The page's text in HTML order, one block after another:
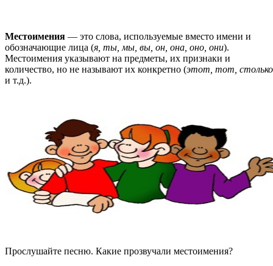
Местоимения — это слова, используемые вместо имени и
обозначающие лица (я, ты, мы, вы, он, она, оно, они).
Местоимения указывают на предметы, их признаки и
количество, но не называют их конкретно (этот, тот, столько
и т.д.).
Прослушайте песню. Какие прозвучали местоимения?